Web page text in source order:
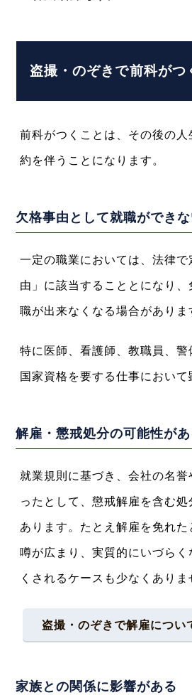
盗撮・のぞきで前科がつ
前科がつくことは、その後の人
約を伴うことになります。
欠格事由として就職ができ
一定の職業においては、法律
由」に該当することとになり
職が出来なくなる場合がありま
特に医師、看護師、教職員、
国家資格を要する仕事において
解雇・懲戒処分の可能性があ
就業規則に基づき、会社の名
ったとして、懲戒解雇を含む
あります。たとえ解雇を免れ
噂が広まり、実質的にいづら
くされるケースも少なくありま
盗撮・のぞきで解雇につい
家族との関係に影響がある